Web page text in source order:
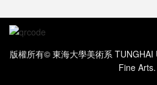
版權所有© 東海大學美術系
Fine Arts.